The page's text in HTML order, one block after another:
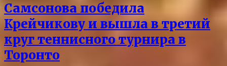
Самсонова победила
Крейчикову и вышла в третий
круг теннисного турнира в
Торонто